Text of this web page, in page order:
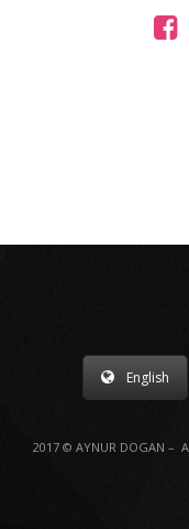
English
2017 © AYNUR DOGAN –